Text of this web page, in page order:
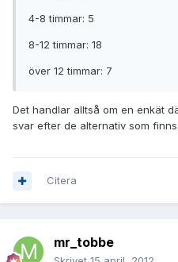
4-8 timmar: 5
8-12 timmar: 18
över 12 timmar: 7
Det handlar alltså om en enkät
svar efter de alternativ som finns.
Citera
mr_tobbe